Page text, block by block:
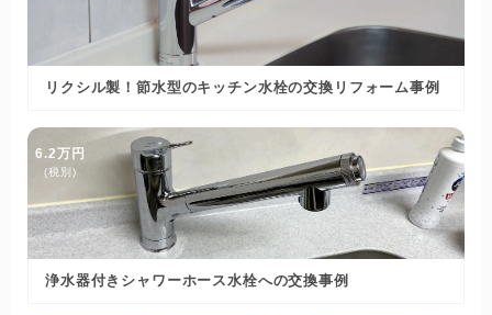
リクシル製！節水型のキッチン水栓の交換リフォーム事例
6.2万円
(税別)
浄水器付きシャワーホース水栓への交換事例